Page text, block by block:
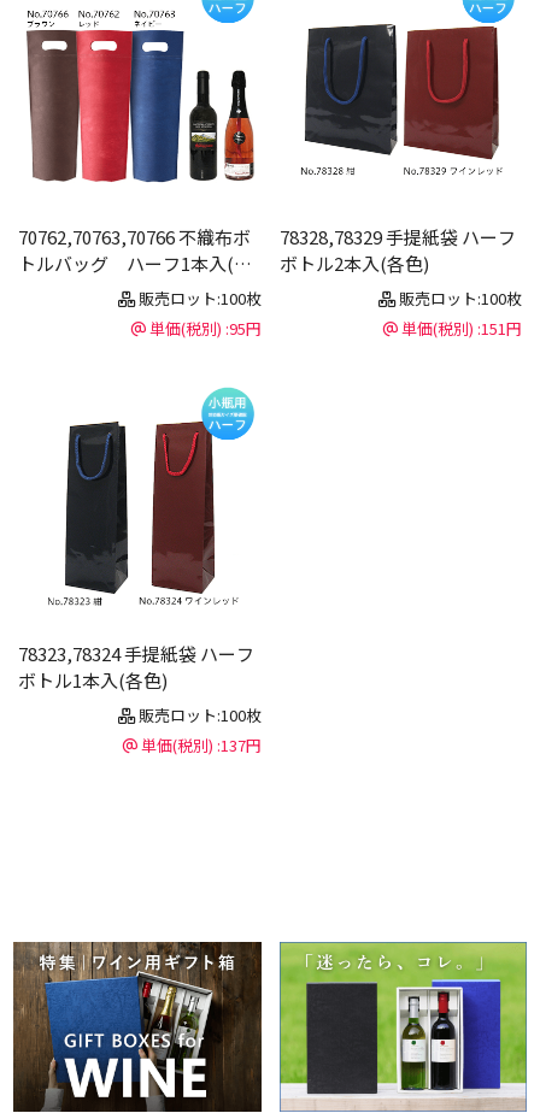
70762,70763,70766 不織布ボ
トルバッグ ハーフ1本入(各
色・代引き不可)販売ロット:100枚
単価(税別) :95円
78328,78329 手提紙袋 ハーフ
ボトル2本入(各色)
販売ロット:100枚
単価(税別) :151円
78323,78324 手提紙袋 ハーフ
ボトル1本入(各色)
販売ロット:100枚
単価(税別) :137円